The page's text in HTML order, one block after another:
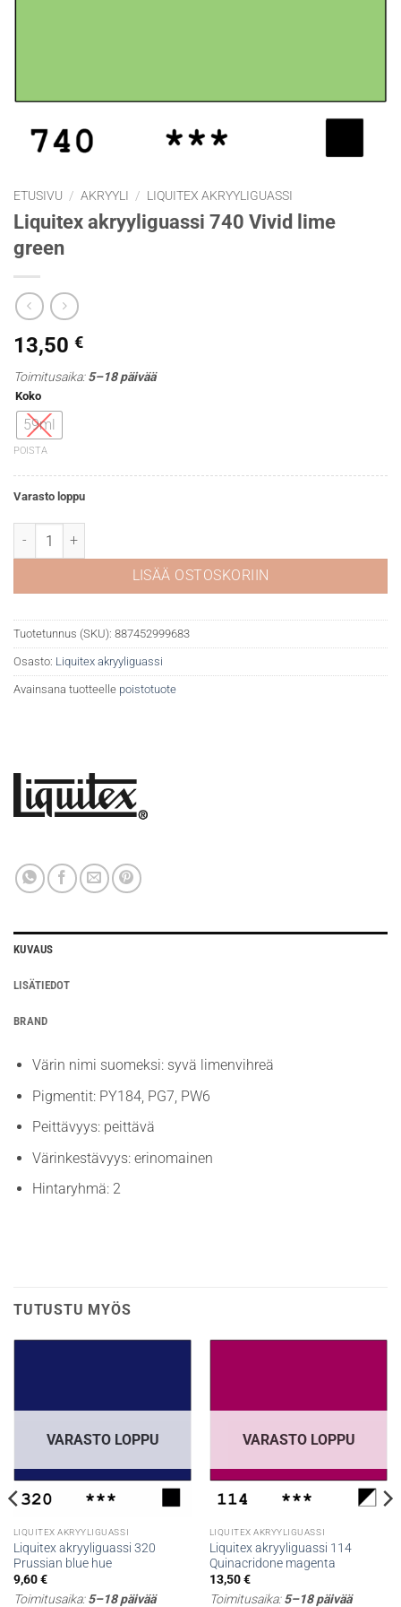
ETUSIVU / AKRYYLI / LIQUITEX AKRYYLIGUASSI
Liquitex akryyliguassi 740 Vivid lime
green
13,50 €
Toimitusaika:5–18 päivää
Koko
59ml
POISTA
Varasto loppu
Liquitex akryyliguassi 740 Vivid lime green määrä
LISÄÄ OSTOSKORIIN
Tuotetunnus (SKU): 887452999683
Osasto: Liquitex akryyliguassi
Avainsana tuotteelle poistotuote
KUVAUS
LISÄTIEDOT
BRAND
Värin nimi suomeksi: syvä limenvihreä
Pigmentit: PY184, PG7, PW6
Peittävyys: peittävä
Värinkestävyys: erinomainen
Hintaryhmä: 2
TUTUSTU MYÖS
VARASTO LOPPU
LIQUITEX AKRYYLIGUASSI
Liquitex akryyliguassi 320
Prussian blue hue
9,60€
Toimitusaika:5–18 päivää
VARASTO LOPPU
LIQUITEX AKRYYLIGUASSI
Liquitex akryyliguassi 114
Quinacridone magenta
13,50€
Toimitusaika:5–18 päivää